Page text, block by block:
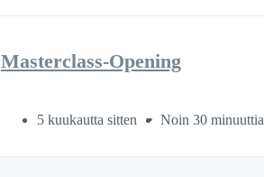
Masterclass-Opening
5 kuukautta sitten Noin 30 minuuttia